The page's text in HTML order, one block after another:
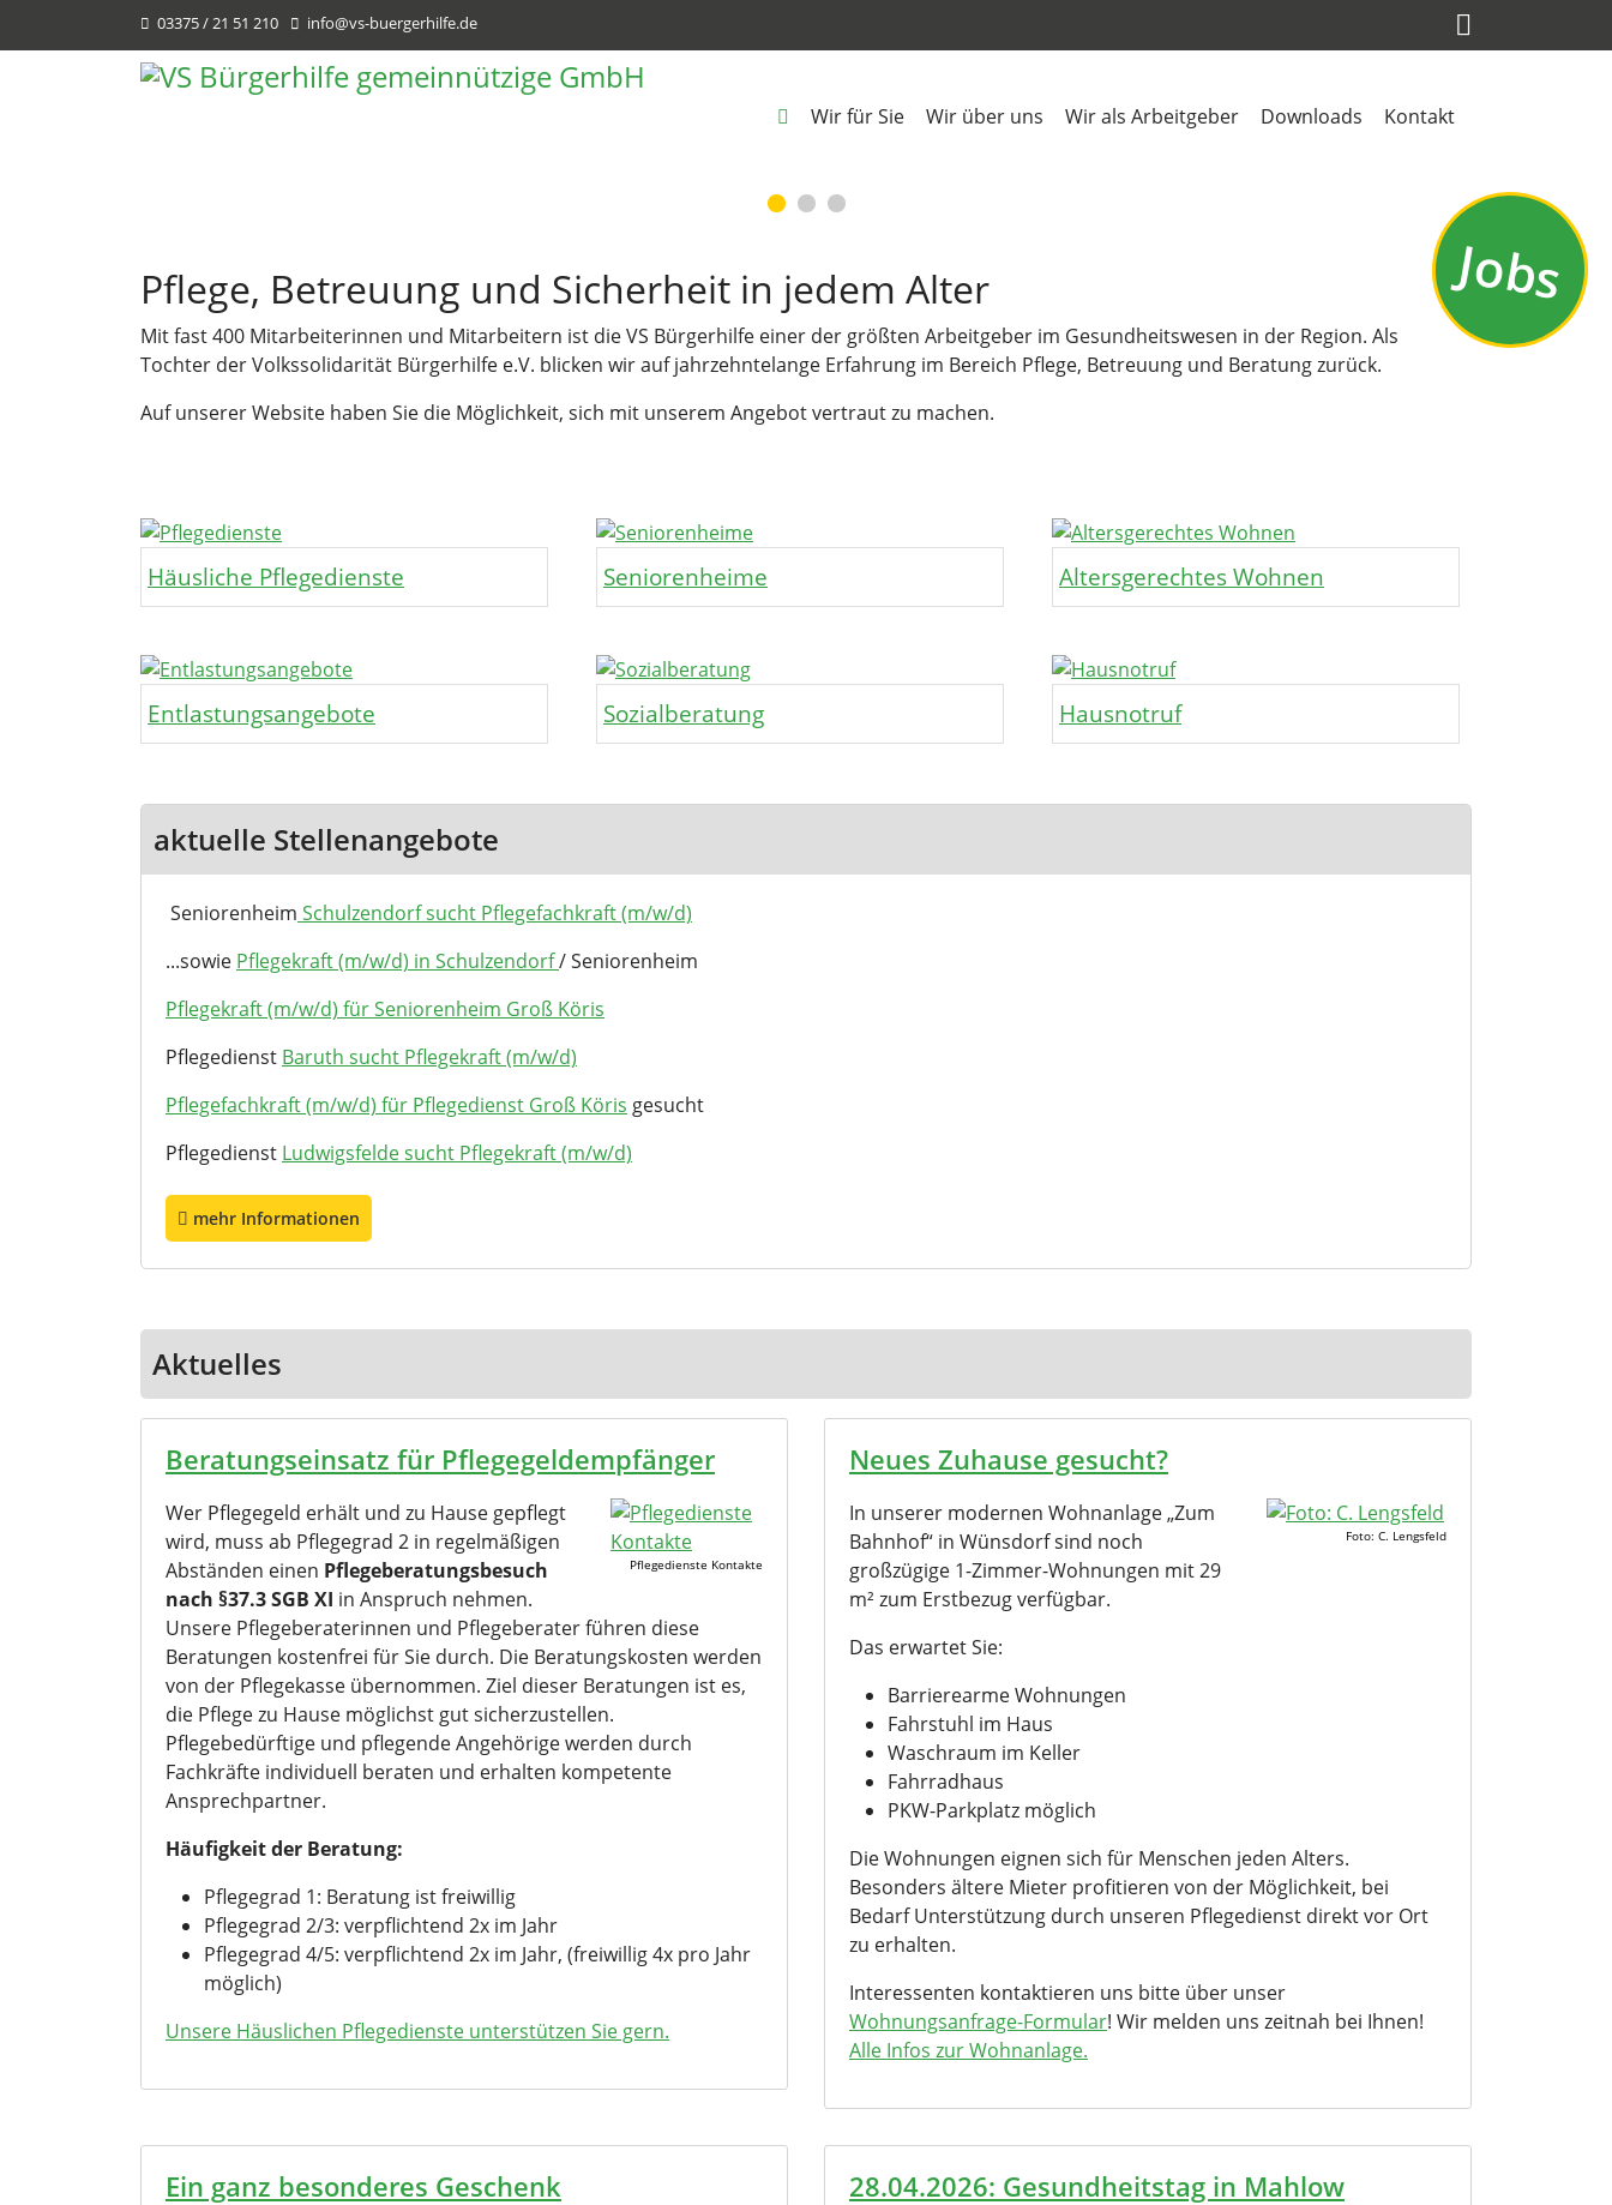
03375 / 21 51 210 info@vs-buergerhilfe.de
Wir für Sie Wir über uns Wir als Arbeitgeber Downloads Kontakt
Pflege, Betreuung und Sicherheit in jedem Alter
Mit fast 400 Mitarbeiterinnen und Mitarbeitern ist die VS Bürgerhilfe einer der größten Arbeitgeber im Gesundheitswesen in der Region. Als
Tochter der Volkssolidarität Bürgerhilfe e.V. blicken wir auf jahrzehntelange Erfahrung im Bereich Pflege, Betreuung und Beratung zurück.
Auf unserer Website haben Sie die Möglichkeit, sich mit unserem Angebot vertraut zu machen.
Häusliche Pflegedienste Seniorenheime Altersgerechtes Wohnen
Entlastungsangebote Sozialberatung Hausnotruf
aktuelle Stellenangebote
Seniorenheim Schulzendorf sucht Pflegefachkraft (m/w/d)
...sowie Pflegekraft (m/w/d) in Schulzendorf/ Seniorenheim
Pflegekraft (m/w/d) für Seniorenheim Groß Köris
Pflegedienst Baruth sucht Pflegekraft (m/w/d)
Pflegefachkraft (m/w/d) für Pflegedienst Groß Köris gesucht
Pflegedienst Ludwigsfelde sucht Pflegekraft (m/w/d)
mehr Informationen
Aktuelles
Beratungseinsatz für Pflegegeldempfänger
Pflegedienste Kontakte
Wer Pflegegeld erhält und zu Hause gepflegt
wird, muss ab Pflegegrad 2 in regelmäßigen
Abständen einen Pflegeberatungsbesuch
nach §37.3 SGB XI in Anspruch nehmen.
Unsere Pflegeberaterinnen und Pflegeberater führen diese
Beratungen kostenfrei für Sie durch. Die Beratungskosten werden
von der Pflegekasse übernommen. Ziel dieser Beratungen ist es,
die Pflege zu Hause möglichst gut sicherzustellen.
Pflegebedürftige und pflegende Angehörige werden durch
Fachkräfte individuell beraten und erhalten kompetente
Ansprechpartner.
Häufigkeit der Beratung:
Pflegegrad 1: Beratung ist freiwillig
Pflegegrad 2/3: verpflichtend 2x im Jahr
Pflegegrad 4/5: verpflichtend 2x im Jahr, (freiwillig 4x pro Jahr
möglich)
Unsere Häuslichen Pflegedienste unterstützen Sie gern.
Neues Zuhause gesucht?
Foto: C. Lengsfeld
In unserer modernen Wohnanlage „Zum
Bahnhof“ in Wünsdorf sind noch
großzügige 1-Zimmer-Wohnungen mit 29
m² zum Erstbezug verfügbar.
Das erwartet Sie:
Barrierearme Wohnungen
Fahrstuhl im Haus
Waschraum im Keller
Fahrradhaus
PKW-Parkplatz möglich
Die Wohnungen eignen sich für Menschen jeden Alters.
Besonders ältere Mieter profitieren von der Möglichkeit, bei
Bedarf Unterstützung durch unseren Pflegedienst direkt vor Ort
zu erhalten.
Interessenten kontaktieren uns bitte über unser
Wohnungsanfrage-Formular! Wir melden uns zeitnah bei Ihnen!
Alle Infos zur Wohnanlage.
Ein ganz besonderes Geschenk 28.04.2026: Gesundheitstag in Mahlow
Jobs